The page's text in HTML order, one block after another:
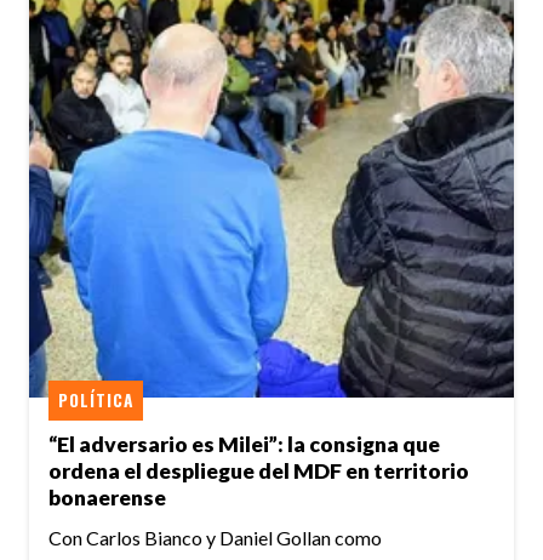
“El adversario es Milei”: la consigna que
ordena el despliegue del MDF en territorio
bonaerense
POLÍTICA
Con Carlos Bianco y Daniel Gollan como